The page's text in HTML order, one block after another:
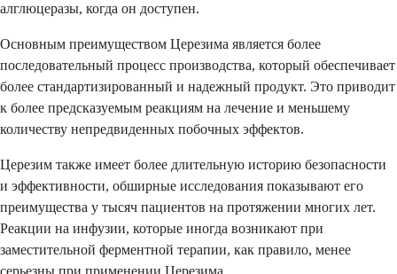
алглюцеразы, когда он доступен.
Основным преимуществом Церезима является более
последовательный процесс производства, который обеспечивает
более стандартизированный и надежный продукт. Это приводит
к более предсказуемым реакциям на лечение и меньшему
количеству непредвиденных побочных эффектов.
Церезим также имеет более длительную историю безопасности
и эффективности, обширные исследования показывают его
преимущества у тысяч пациентов на протяжении многих лет.
Реакции на инфузии, которые иногда возникают при
заместительной ферментной терапии, как правило, менее